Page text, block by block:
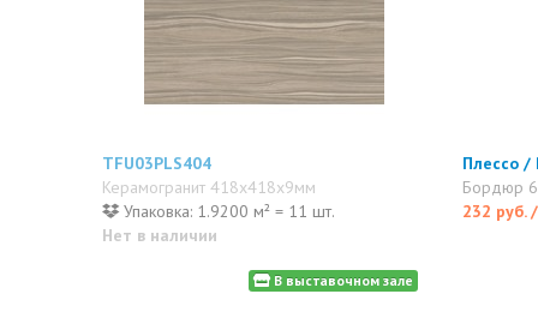
TFU03PLS404
Керамогранит 418x418x9мм
Упаковка: 1.9200 м² = 11 шт.
Нет в наличии
Плессо /
Бордюр
232 руб.
В выставочном зале